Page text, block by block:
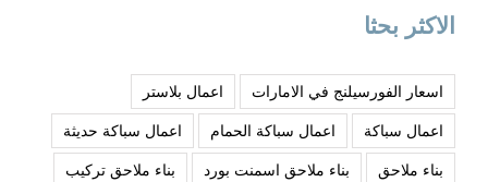
الاكثر بحثا
اسعار الفورسيلنج في الامارات
اعمال بلاستر
اعمال سباكة
اعمال سباكة الحمام
اعمال سباكة حديثة
بناء ملاحق
بناء ملاحق اسمنت بورد
بناء ملاحق تركيب